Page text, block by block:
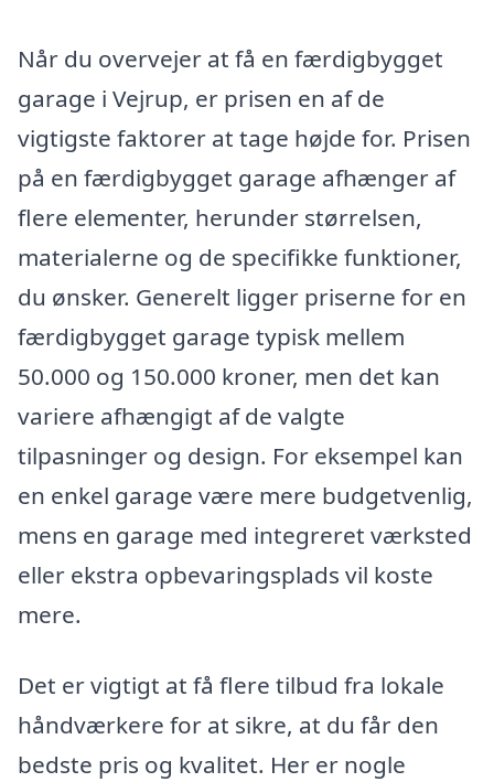
Når du overvejer at få en færdigbygget
garage i Vejrup, er prisen en af de
vigtigste faktorer at tage højde for. Prisen
på en færdigbygget garage afhænger af
flere elementer, herunder størrelsen,
materialerne og de specifikke funktioner,
du ønsker. Generelt ligger priserne for en
færdigbygget garage typisk mellem
50.000 og 150.000 kroner, men det kan
variere afhængigt af de valgte
tilpasninger og design. For eksempel kan
en enkel garage være mere budgetvenlig,
mens en garage med integreret værksted
eller ekstra opbevaringsplads vil koste
mere.
Det er vigtigt at få flere tilbud fra lokale
håndværkere for at sikre, at du får den
bedste pris og kvalitet. Her er nogle